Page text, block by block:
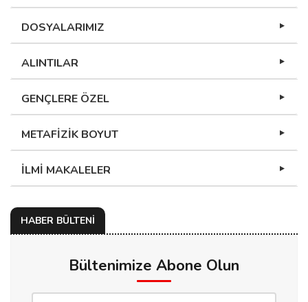
DOSYALARIMIZ
ALINTILAR
GENÇLERE ÖZEL
METAFİZİK BOYUT
İLMİ MAKALELER
HABER BÜLTENİ
Bültenimize Abone Olun